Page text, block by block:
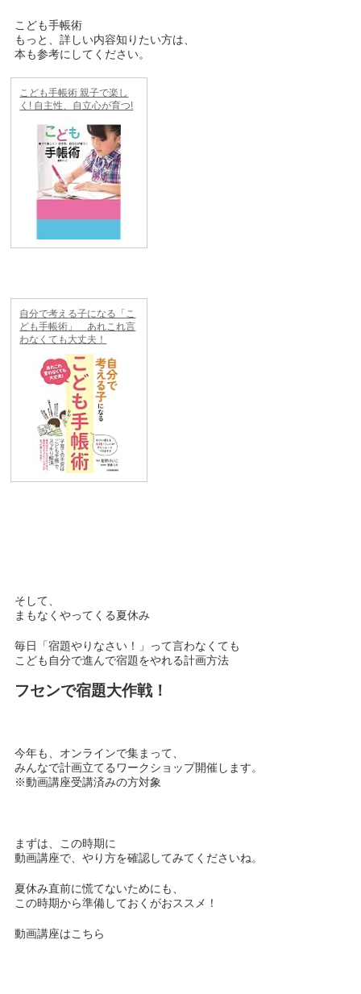
こども手帳術
もっと、詳しい内容知りたい方は、
本も参考にしてください。
こども手帳術 親子で楽し
く! 自主性、自立心が育つ!
自分で考える子になる「こ
ども手帳術」 あれこれ言
わなくても大丈夫！
そして、
まもなくやってくる夏休み
毎日「宿題やりなさい！」って言わなくても
こども自分で進んで宿題をやれる計画方法
フセンで宿題大作戦！
今年も、オンラインで集まって、
みんなで計画立てるワークショップ開催します。
※動画講座受講済みの方対象
まずは、この時期に
動画講座で、やり方を確認してみてくださいね。
夏休み直前に慌てないためにも、
この時期から準備しておくがおススメ！
動画講座はこちら